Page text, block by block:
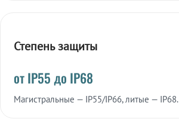
Степень защиты
от IP55 до IP68
Магистральные — IP55/IP66, литые — IP68.